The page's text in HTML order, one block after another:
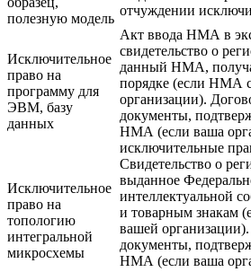
полезную модель
отчуждении
Исключительное
право на
программу для
ЭВМ, базу
данных
Акт ввода НМА в
свидетельство о
данный НМА,
порядке (если НМА
организации).
документы,
НМА (если ваша
исключительные
Исключительное
право на
топологию
интегральной
микросхемы
Свидетельство о
выданное
интеллектуальной
и товарным знакам
вашей
документы,
НМА (если ваша